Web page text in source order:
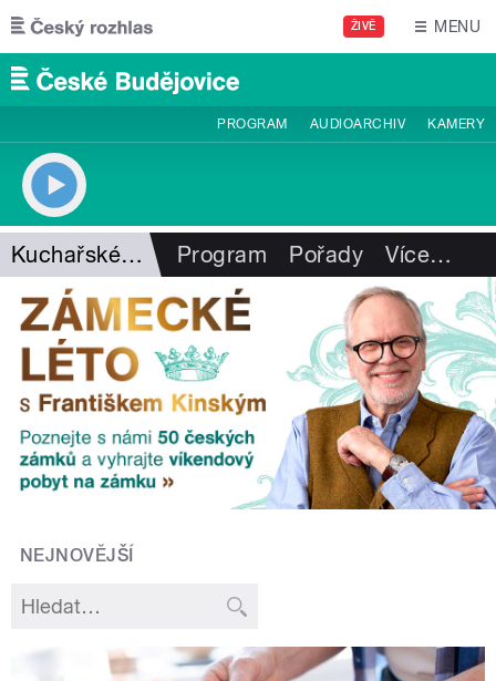
Přejít k hlavnímu obsahu
ŽIVĚ MENU
PROGRAM AUDIOARCHIV KAMERY
Kuchařské čarování Program Pořady Více…
NEJNOVĚJŠÍ